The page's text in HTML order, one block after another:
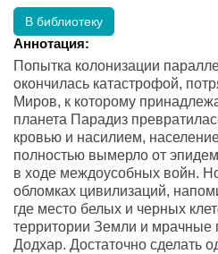
В библиотеку
Аннотация:
Попытка колонизации
окончилась катастрофой,
Миров, к которому
планета Парадиз
кровью и насилием,
полностью вымерло от
в ходе междоусобных войн.
обломках цивилизаций,
где место белых и черных
территории Земли и мрачные
Додхар. Достаточно сделать